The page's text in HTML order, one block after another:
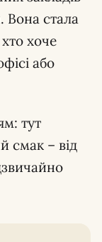
Вона стала
хоче
або
тут
смак – від